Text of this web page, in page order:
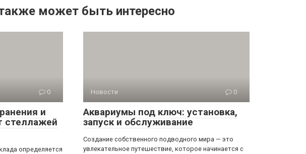
может быть интересно
0
и
стеллажей
определяется
Новости 0
Аквариумы под ключ: установка,
запуск и обслуживание
Создание собственного подводного мира — это
увлекательное путешествие, которое начинается с